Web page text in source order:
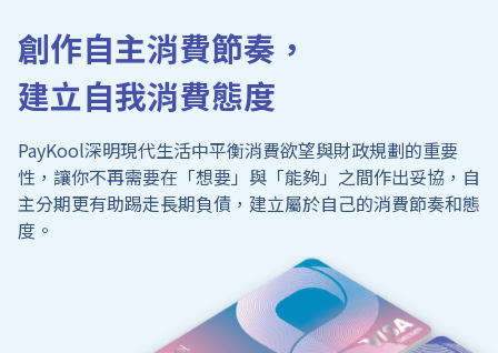
創作自主消費節奏，
建立自我消費態度
PayKool深明現代生活中平衡消費欲望與財政規劃的重要
性，讓你不再需要在「想要」與「能夠」之間作出妥協，自
主分期更有助踢走長期負債，建立屬於自己的消費節奏和態
度。